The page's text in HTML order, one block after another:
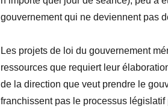
gouvernement qui ne deviennent pas
Les projets de loi du gouvernement
ressources que requiert leur
de la direction que veut prendre le
franchissent pas le processus